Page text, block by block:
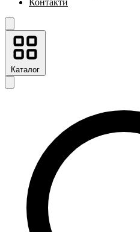
Контакти
Каталог